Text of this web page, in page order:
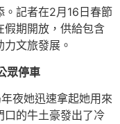
。記者在2月16日春節
假期開放，供給包含
文旅發展。
眾停車
夜她迅速拿起她用來
口的牛土豪發出了冷